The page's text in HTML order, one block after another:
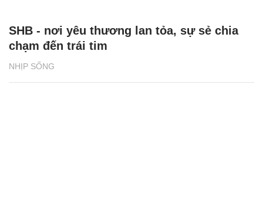
NHỊP SỐNG
SHB - nơi yêu thương lan tỏa, sự sẻ chia
chạm đến trái tim